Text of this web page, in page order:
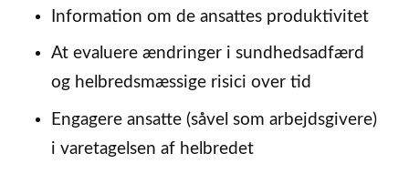
Information om de ansattes produktivitet
At evaluere ændringer i sundhedsadfærd
og helbredsmæssige risici over tid
Engagere ansatte (såvel som arbejdsgivere)
i varetagelsen af helbredet